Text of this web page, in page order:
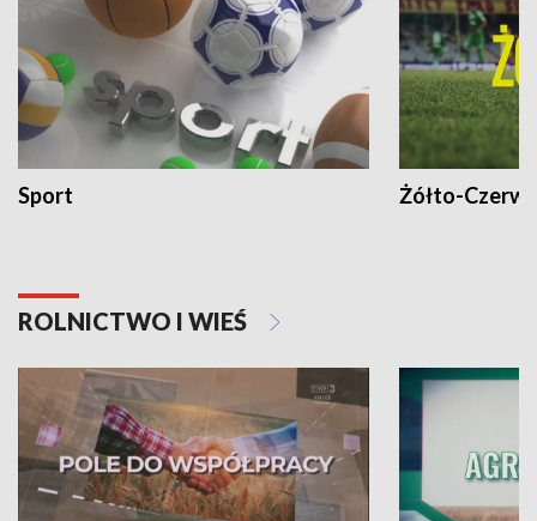
Sport Żółto-
ROLNICTWO I WIEŚ